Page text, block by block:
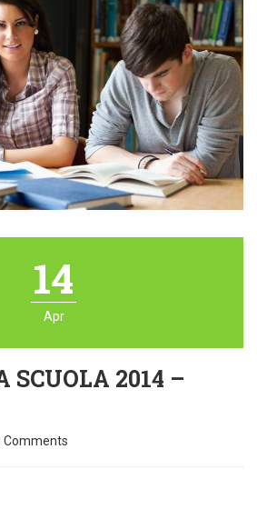
14
Apr
SCUOLA 2014 –
Comments